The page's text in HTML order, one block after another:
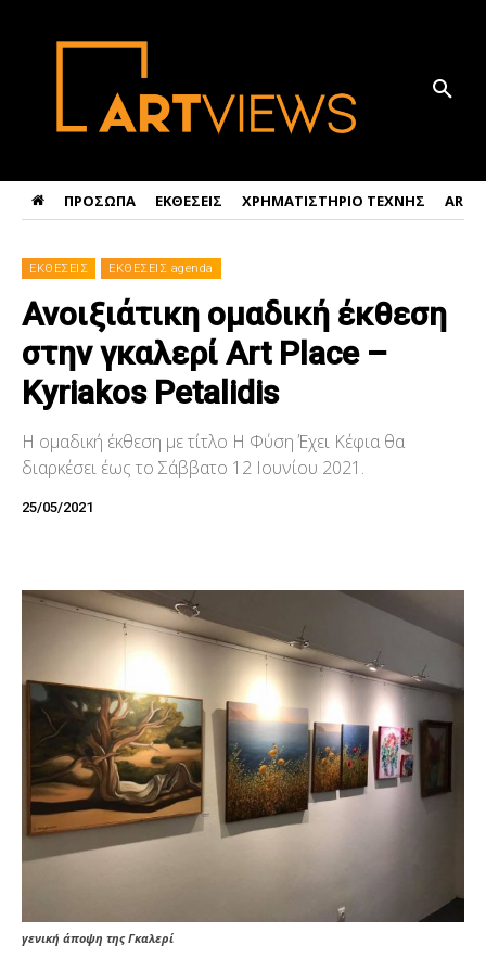
ΠΡΟΣΩΠΑ ΕΚΘΕΣΕΙΣ ΧΡΗΜΑΤΙΣΤΗΡΙΟ ΤΕΧΝΗΣ ART
ΕΚΘΕΣΕΙΣ ΕΚΘΕΣΕΙΣ agenda
Ανοιξιάτικη ομαδική έκθεση
στην γκαλερί Art Place –
Kyriakos Petalidis
Η ομαδική έκθεση με τίτλο Η Φύση Έχει Κέφια θα
διαρκέσει έως το Σάββατο 12 Ιουνίου 2021.
25/05/2021
γενική άποψη της Γκαλερί